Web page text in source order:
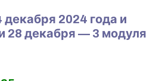
декабря 2024 года и
28 декабря — 3 модуля